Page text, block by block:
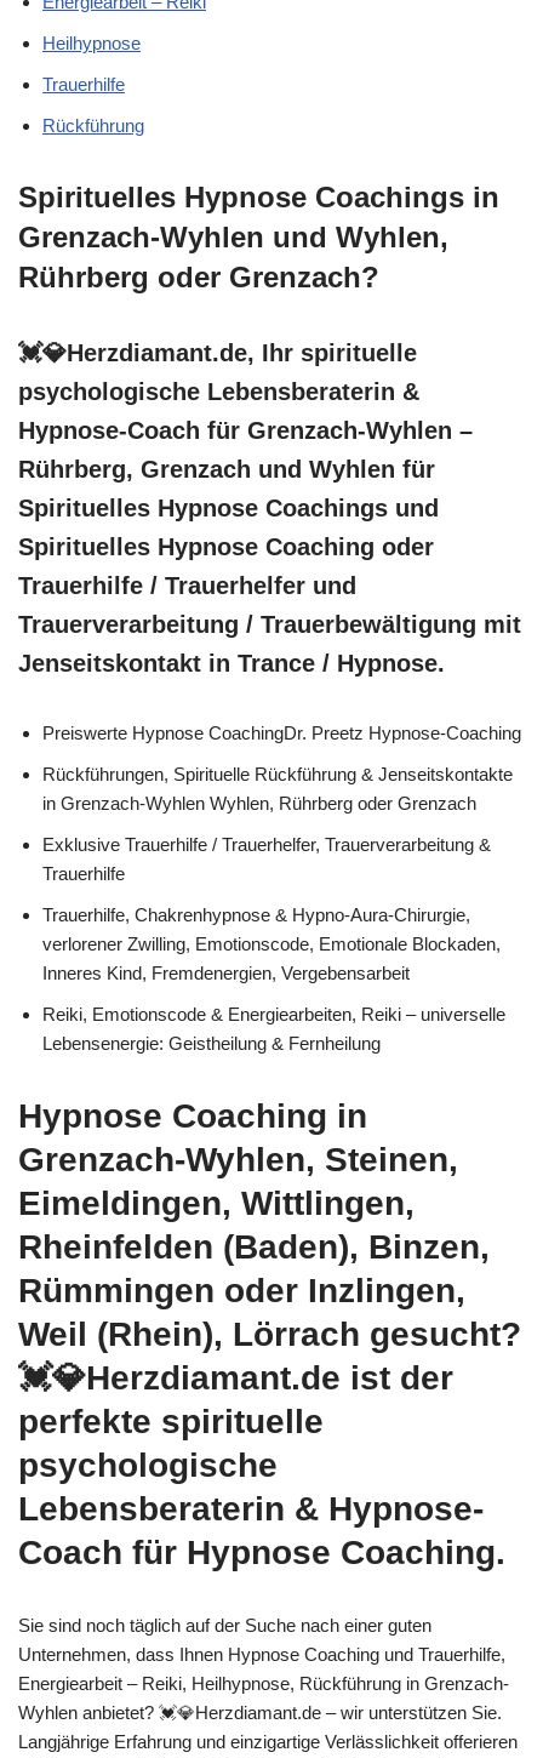
Heilhypnose
Trauerhilfe
Rückführung
Spirituelles Hypnose Coachings in
Grenzach-Wyhlen und Wyhlen,
Rührberg oder Grenzach?
💓️💎Herzdiamant.de, Ihr spirituelle
psychologische Lebensberaterin &
Hypnose-Coach für Grenzach-Wyhlen –
Rührberg, Grenzach und Wyhlen für
Spirituelles Hypnose Coachings und
Spirituelles Hypnose Coaching oder
Trauerhilfe / Trauerhelfer und
Trauerverarbeitung / Trauerbewältigung mit
Jenseitskontakt in Trance / Hypnose.
Preiswerte Hypnose CoachingDr. Preetz Hypnose-Coaching
Rückführungen, Spirituelle Rückführung & Jenseitskontakte
in Grenzach-Wyhlen Wyhlen, Rührberg oder Grenzach
Exklusive Trauerhilfe / Trauerhelfer, Trauerverarbeitung &
Trauerhilfe
Trauerhilfe, Chakrenhypnose & Hypno-Aura-Chirurgie,
verlorener Zwilling, Emotionscode, Emotionale Blockaden,
Inneres Kind, Fremdenergien, Vergebensarbeit
Reiki, Emotionscode & Energiearbeiten, Reiki – universelle
Lebensenergie: Geistheilung & Fernheilung
Hypnose Coaching in
Grenzach-Wyhlen, Steinen,
Eimeldingen, Wittlingen,
Rheinfelden (Baden), Binzen,
Rümmingen oder Inzlingen,
Weil (Rhein), Lörrach gesucht?
💓️💎Herzdiamant.de ist der
perfekte spirituelle
psychologische
Lebensberaterin & Hypnose-
Coach für Hypnose Coaching.
Sie sind noch täglich auf der Suche nach einer guten
Unternehmen, dass Ihnen Hypnose Coaching und Trauerhilfe,
Energiearbeit – Reiki, Heilhypnose, Rückführung in Grenzach-
Wyhlen anbietet? 💓️💎Herzdiamant.de – wir unterstützen Sie.
Langjährige Erfahrung und einzigartige Verlässlichkeit offerieren